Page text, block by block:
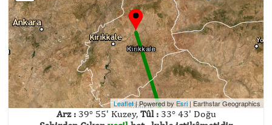
Leaflet| Powered by Esri | Earthstar Geographics
Arz :39° 55' Kuzey, Tûl :33° 43' Doğu